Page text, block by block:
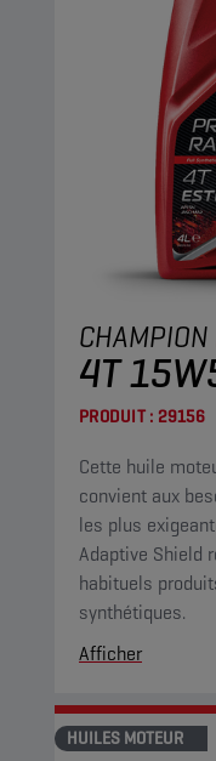
CHAMPION
4T
PRODUIT : 29156
Cette huile
convient aux
les plus
Adaptive Shield
habituels
synthétiques.
Afficher
HUILES MOTEUR